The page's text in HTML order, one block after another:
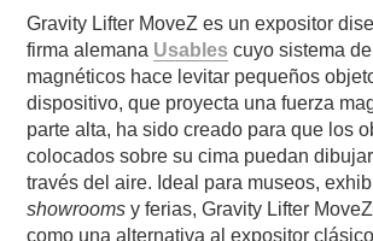
Gravity Lifter MoveZ es un expositor
firma alemana Usables cuyo sistema
magnéticos hace levitar pequeños
dispositivo, que proyecta una fuerza
parte alta, ha sido creado para que los
colocados sobre su cima puedan
través del aire. Ideal para museos,
showroomsy ferias, Gravity Lifter
como una alternativa al expositor